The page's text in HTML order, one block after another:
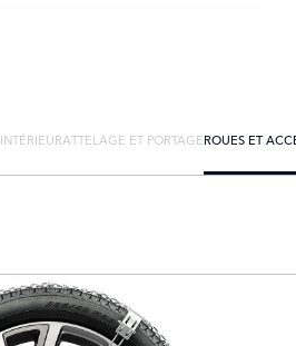
INTÉRIEURATTELAGE ET PORTAGEROUES ET